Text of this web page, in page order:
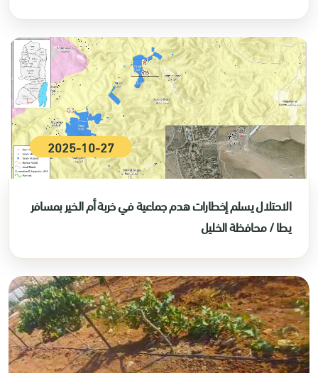
2025-10-27
الاحتلال يسلم إخطارات هدم جماعية في خربة أم الخير بمسافر
يطا / محافظة الخليل